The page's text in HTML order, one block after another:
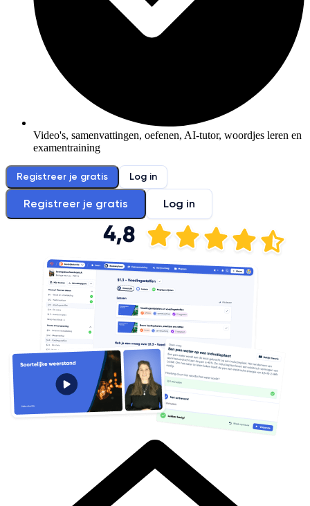
Video's, samenvattingen, oefenen, AI-tutor, woordjes leren en
examentraining
Registreer je gratis Log in
Registreer je gratis Log in